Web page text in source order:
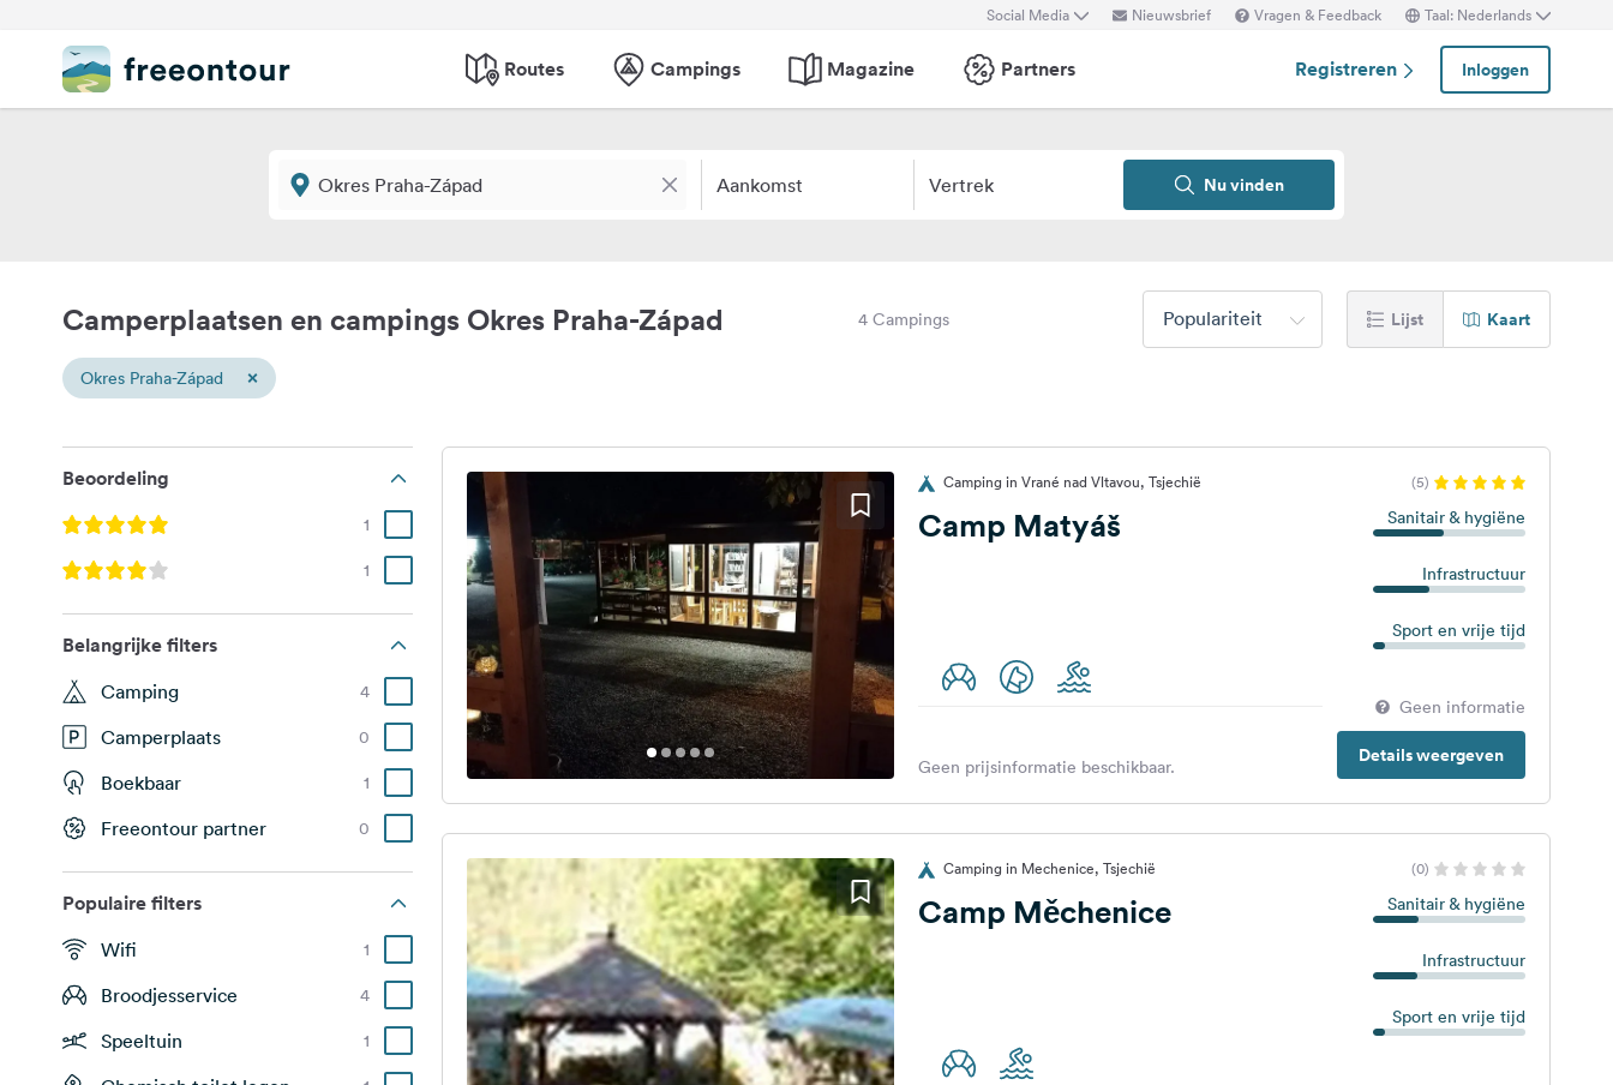
Social Media Nieuwsbrief Vragen & Feedback Taal: Nederlands
Routes Campings Magazine Partners Registreren Inloggen
Aankomst Vertrek Nu vinden
Camperplaatsen en campings Okres Praha-Západ 4 Campings Populariteit Lijst Kaart
Okres Praha-Západ ×
Beoordeling
1
1
Belangrijke filters
Camping 4
Camperplaats 0
Boekbaar 1
Freeontour partner 0
Populaire filters
Wifi 1
Broodjesservice 4
Speeltuin 1
Camping in Vrané nad Vltavou, Tsjechië (5)
Camp Matyáš Sanitair & hygiëne
Infrastructuur
Sport en vrije tijd
Geen informatie
Details weergeven
Geen prijsinformatie beschikbaar.
Camping in Mechenice, Tsjechië (0)
Camp Měchenice Sanitair & hygiëne
Infrastructuur
Sport en vrije tijd